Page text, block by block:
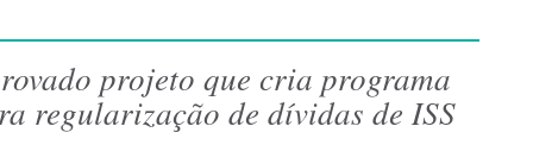
projeto que cria programa
regularização de dívidas de ISS